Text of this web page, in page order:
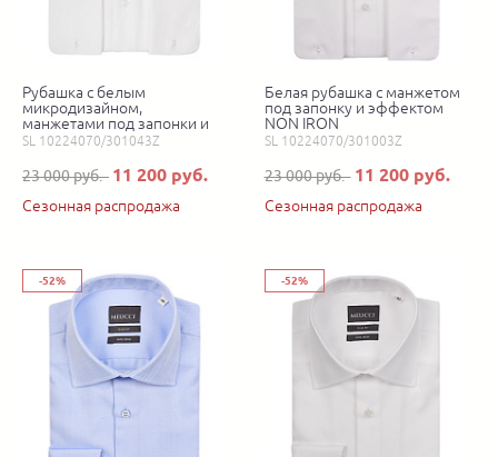
Рубашка с белым
микродизайном,
манжетами под запонки и
эффектом NON IRON
SL 10224070/301043Z
23 000 руб. 11 200 руб.
Сезонная распродажа
Белая рубашка с манжетом
под запонку и эффектом
NON IRON
SL 10224070/301003Z
23 000 руб. 11 200 руб.
Сезонная распродажа
-52% -52%